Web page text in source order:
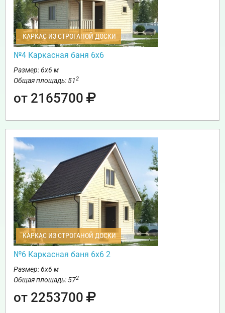
КАРКАС ИЗ СТРОГАНОЙ ДОСКИ
№4 Каркасная баня 6х6
Размер: 6х6 м
Общая площадь: 512
от 2165700
КАРКАС ИЗ СТРОГАНОЙ ДОСКИ
№6 Каркасная баня 6х6 2
Размер: 6х6 м
Общая площадь: 572
от 2253700